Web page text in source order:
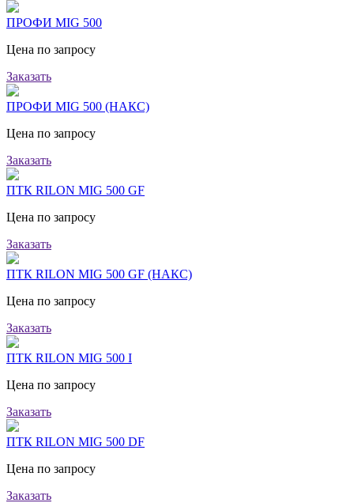
ПРОФИ MIG 500
Цена по запросу
Заказать
ПРОФИ MIG 500 (НАКС)
Цена по запросу
Заказать
ПТК RILON MIG 500 GF
Цена по запросу
Заказать
ПТК RILON MIG 500 GF (НАКС)
Цена по запросу
Заказать
ПТК RILON MIG 500 I
Цена по запросу
Заказать
ПТК RILON MIG 500 DF
Цена по запросу
Заказать